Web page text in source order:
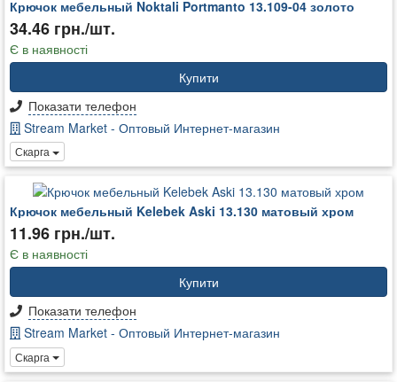
Крючок мебельный Noktali Portmanto 13.109-04 золото
34.46 грн./шт.
Є в наявності
Купити
Показати телефон
Stream Market - Оптовый Интернет-магазин
Скарга
Крючок мебельный Kelebek Aski 13.130 матовый хром
11.96 грн./шт.
Є в наявності
Купити
Показати телефон
Stream Market - Оптовый Интернет-магазин
Скарга